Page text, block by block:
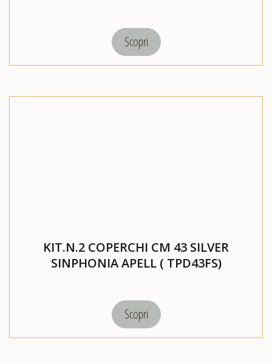
Scopri
KIT.N.2 COPERCHI CM 43 SILVER
SINPHONIA APELL ( TPD43FS)
Scopri